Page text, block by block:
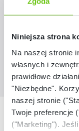
Niniejsza strona
Na naszej stronie
własnych i
prawidłowe
"Niezbędne".
naszej stronie
Twoje preferencje
("Marketing").
Nasze marki